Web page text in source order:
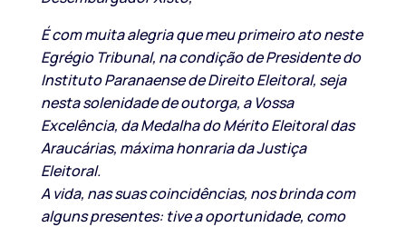
É com muita alegria que meu primeiro ato neste
Egrégio Tribunal, na condição de Presidente do
Instituto Paranaense de Direito Eleitoral, seja
nesta solenidade de outorga, a Vossa
Excelência, da Medalha do Mérito Eleitoral das
Araucárias, máxima honraria da Justiça
Eleitoral.
A vida, nas suas coincidências, nos brinda com
alguns presentes: tive a oportunidade, como